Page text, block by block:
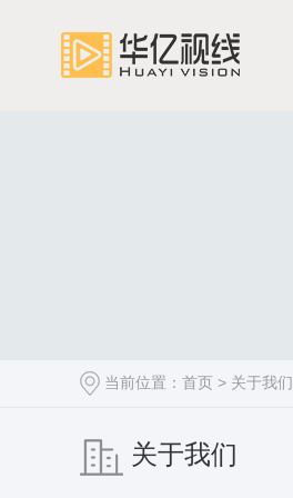
当前位置： 首页 > 关于我们
关于我们